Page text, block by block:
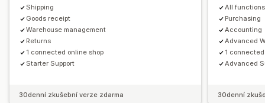
Shipping
Goods receipt
Warehouse management
Returns
1 connected online shop
Starter Support
30denní zkušební verze zdarma
All
Purchasing
Accounting
Advanced
1
Advanced
30denní